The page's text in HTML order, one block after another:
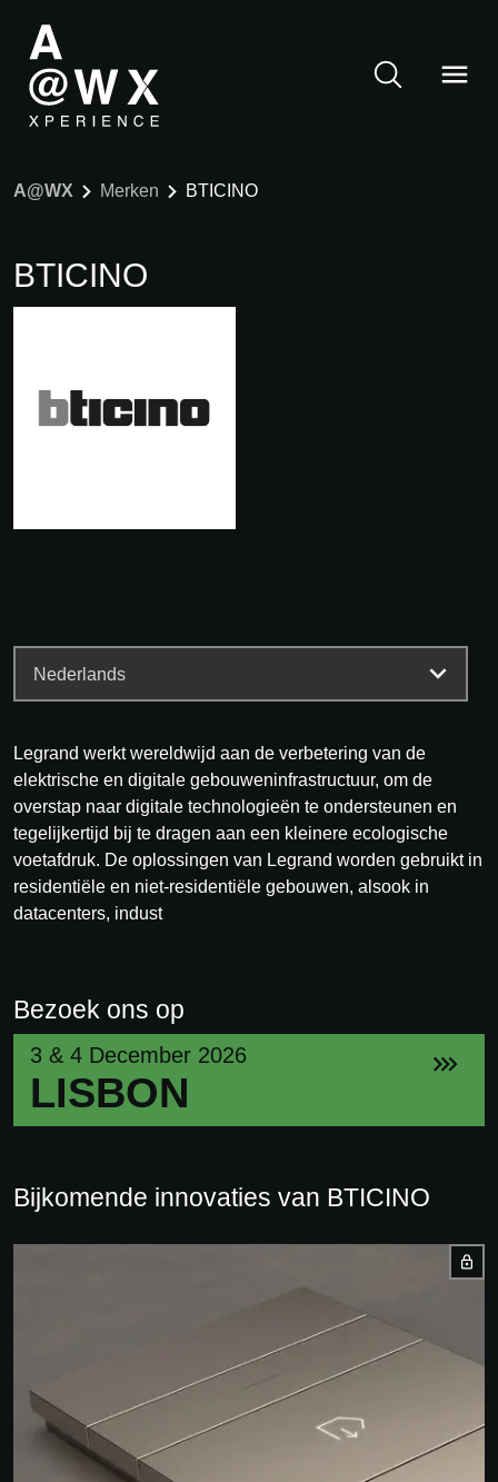
A@WX Merken BTICINO
BTICINO
Legrand werkt wereldwijd aan de verbetering van de
elektrische en digitale gebouweninfrastructuur, om de
overstap naar digitale technologieën te ondersteunen en
tegelijkertijd bij te dragen aan een kleinere ecologische
voetafdruk. De oplossingen van Legrand worden gebruikt in
residentiële en niet-residentiële gebouwen, alsook in
datacenters, indust
Bezoek ons op
3 & 4 December 2026
LISBON
Bijkomende innovaties van BTICINO